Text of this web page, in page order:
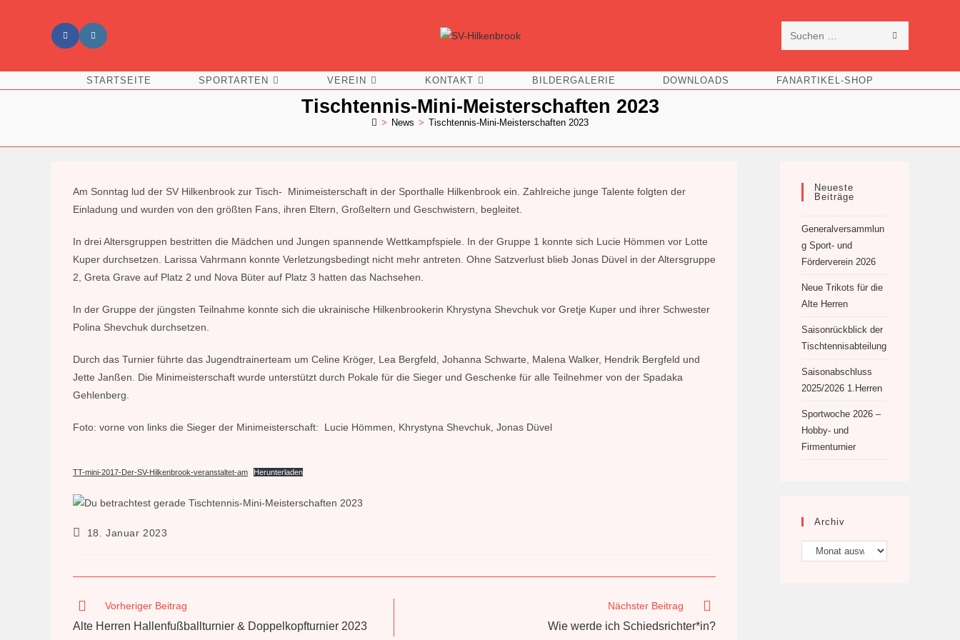
Diese
durchsuchen
STARTSEITE SPORTARTEN VEREIN KONTAKT BILDERGALERIE DOWNLOADS FANARTIKEL-SHOP
Tischtennis-Mini-Meisterschaften 2023
> News > Tischtennis-Mini-Meisterschaften 2023
Am Sonntag lud der SV Hilkenbrook zur Tisch- Minimeisterschaft in der Sporthalle Hilkenbrook ein. Zahlreiche junge Talente folgten der
Einladung und wurden von den größten Fans, ihren Eltern, Großeltern und Geschwistern, begleitet.
In drei Altersgruppen bestritten die Mädchen und Jungen spannende Wettkampfspiele. In der Gruppe 1 konnte sich Lucie Hömmen vor Lotte
Kuper durchsetzen. Larissa Vahrmann konnte Verletzungsbedingt nicht mehr antreten. Ohne Satzverlust blieb Jonas Düvel in der Altersgruppe
2, Greta Grave auf Platz 2 und Nova Büter auf Platz 3 hatten das Nachsehen.
In der Gruppe der jüngsten Teilnahme konnte sich die ukrainische Hilkenbrookerin Khrystyna Shevchuk vor Gretje Kuper und ihrer Schwester
Polina Shevchuk durchsetzen.
Durch das Turnier führte das Jugendtrainerteam um Celine Kröger, Lea Bergfeld, Johanna Schwarte, Malena Walker, Hendrik Bergfeld und
Jette Janßen. Die Minimeisterschaft wurde unterstützt durch Pokale für die Sieger und Geschenke für alle Teilnehmer von der Spadaka
Gehlenberg.
Foto: vorne von links die Sieger der Minimeisterschaft: Lucie Hömmen, Khrystyna Shevchuk, Jonas Düvel
TT-mini-2017-Der-SV-Hilkenbrook-veranstaltet-am Herunterladen
Beitrag
18. Januar 2023
Weitere
ansehen
Vorheriger Beitrag
Alte Herren Hallenfußballturnier & Doppelkopfturnier 2023
Nächster Beitrag
Wie werde ich Schiedsrichter*in?
Neueste
Beiträge
Generalversammlun
g Sport- und
Förderverein 2026
Neue Trikots für die
Alte Herren
Saisonrückblick der
Tischtennisabteilung
Saisonabschluss
2025/2026 1.Herren
Sportwoche 2026 –
Hobby- und
Firmenturnier
Archiv
Archiv